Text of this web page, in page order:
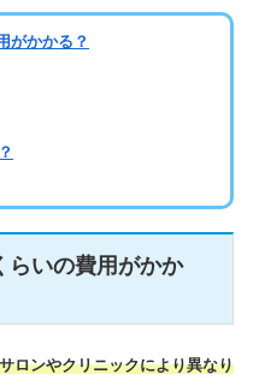
がかかる？
らいの費用がかか
ロンやクリニックにより異なり